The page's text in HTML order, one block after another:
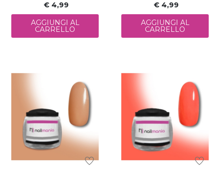
€ 4,99
AGGIUNGI AL
CARRELLO
€ 4,99
AGGIUNGI AL
CARRELLO